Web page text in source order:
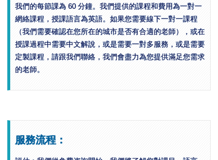
我們的每節課為 60 分鐘。我們提供的課程和費用為一對一
網絡課程，授課語言為英語。如果您需要線下一對一課程
（我們需要確認在您所在的城市是否有合適的老師），或在
授課過程中需要中文解說，或是需要一對多服務，或是需要
定製課程，請跟我們聯絡，我們會盡力為您提供滿足您需求
的老師。
服務流程：